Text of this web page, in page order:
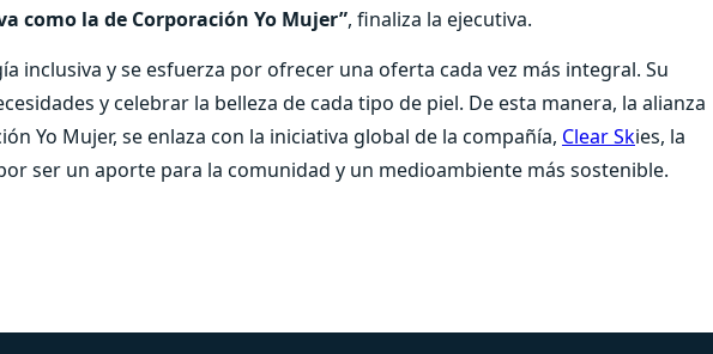
como la de Corporación Yo Mujer”, finaliza la ejecutiva.
inclusiva y se esfuerza por ofrecer una oferta cada vez más integral. Su
y celebrar la belleza de cada tipo de piel. De esta manera, la alianza
Yo Mujer, se enlaza con la iniciativa global de la compañía, Clear Skies, la
ser un aporte para la comunidad y un medioambiente más sostenible.